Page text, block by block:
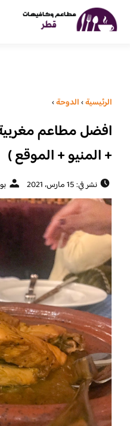
الرئيسية›الدوحة›
افضل مطاعم
+ المنيو + الموقع )
نشر في: 15 مارس، 2021